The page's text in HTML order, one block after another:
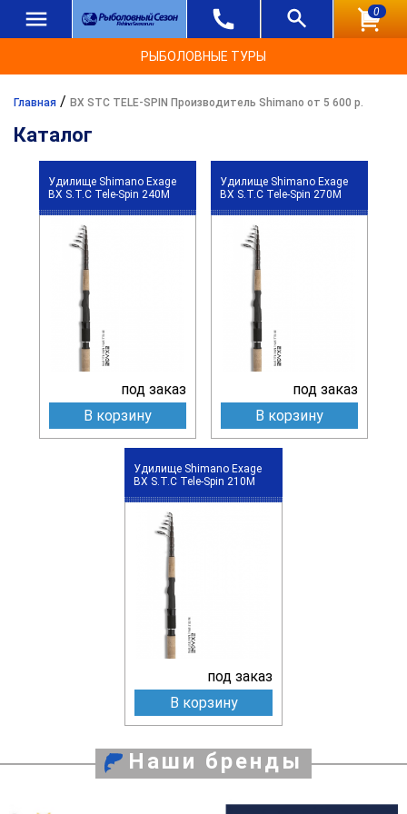
0
РЫБОЛОВНЫЕ ТУРЫ
Главная / BX STC TELE-SPIN Производитель Shimano от 5 600 р.
Каталог
Удилище Shimano Exage
BX S.T.C Tele-Spin 240M
под заказ
В корзину
Удилище Shimano Exage
BX S.T.C Tele-Spin 270M
под заказ
В корзину
Удилище Shimano Exage
BX S.T.C Tele-Spin 210M
под заказ
В корзину
Наши бренды